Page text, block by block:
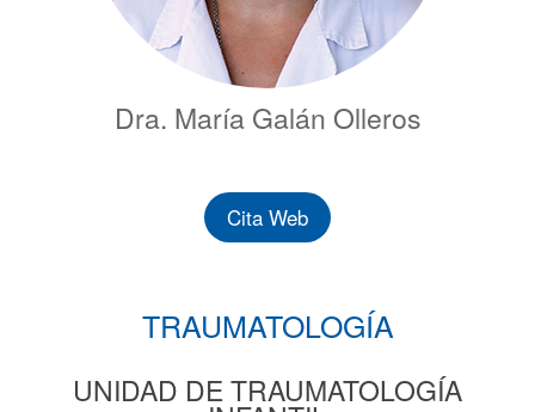
Dra. María Galán Olleros
Cita Web
TRAUMATOLOGÍA
UNIDAD DE TRAUMATOLOGÍA